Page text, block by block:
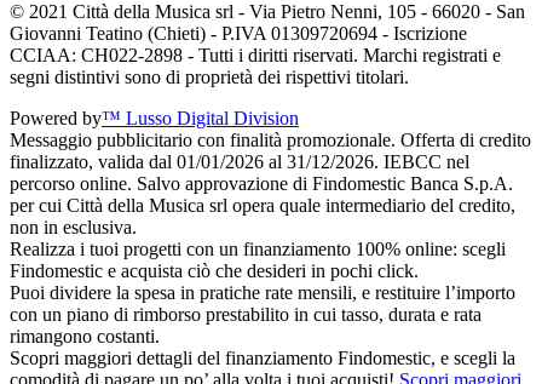
© 2021 Città della Musica srl - Via Pietro Nenni, 105 - 66020 - San
Giovanni Teatino (Chieti) - P.IVA 01309720694 - Iscrizione
CCIAA: CH022-2898 - Tutti i diritti riservati. Marchi registrati e
segni distintivi sono di proprietà dei rispettivi titolari.
Powered by™ Lusso Digital Division
Messaggio pubblicitario con finalità promozionale. Offerta di credito
finalizzato, valida dal 01/01/2026 al 31/12/2026. IEBCC nel
percorso online. Salvo approvazione di Findomestic Banca S.p.A.
per cui Città della Musica srl opera quale intermediario del credito,
non in esclusiva.
Realizza i tuoi progetti con un finanziamento 100% online: scegli
Findomestic e acquista ciò che desideri in pochi click.
Puoi dividere la spesa in pratiche rate mensili, e restituire l’importo
con un piano di rimborso prestabilito in cui tasso, durata e rata
rimangono costanti.
Scopri maggiori dettagli del finanziamento Findomestic, e scegli la